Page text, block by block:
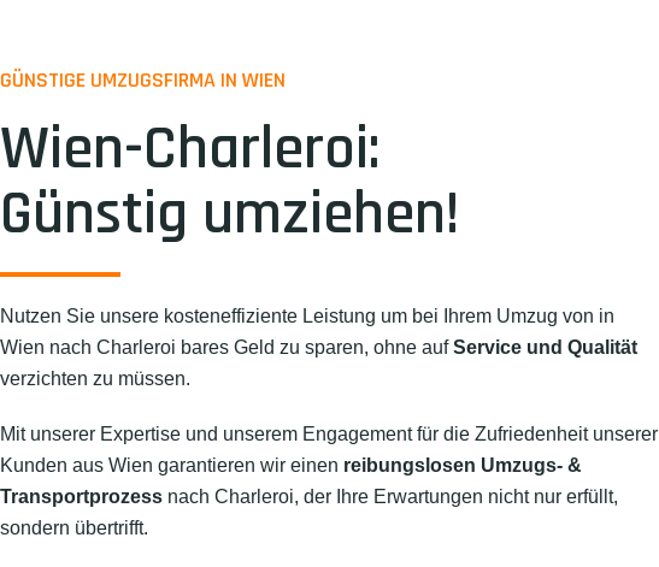
GÜNSTIGE UMZUGSFIRMA IN WIEN
Wien-Charleroi:
Günstig umziehen!
Nutzen Sie unsere kosteneffiziente Leistung um bei Ihrem Umzug von in
Wien nach Charleroi bares Geld zu sparen, ohne aufService und Qualität
verzichten zu müssen.
Mit unserer Expertise und unserem Engagement für die Zufriedenheit unserer
Kunden aus Wien garantieren wir einen reibungslosen Umzugs- &
Transportprozess nach Charleroi, der Ihre Erwartungen nicht nur erfüllt,
sondern übertrifft.